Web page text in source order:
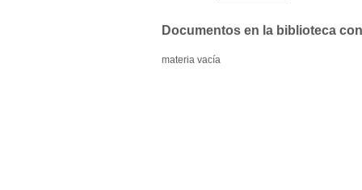
Documentos en la biblioteca
materia vacía